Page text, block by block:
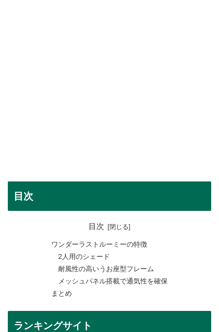
目次
目次
ワンダーラストルーミーの特徴
2人用のシェード
耐風性の高いうお座型フレーム
メッシュパネル搭載で通気性を確保
まとめ
ランキングサイト